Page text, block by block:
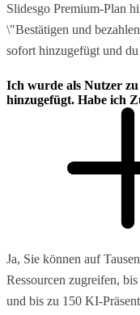
Slidesgo Premium-Plan
\"Bestätigen und
sofort hinzugefügt und
Ich wurde als Nutzer
hinzugefügt. Habe ich
Ja, Sie können auf
Ressourcen zugreifen,
und bis zu 150 KI-